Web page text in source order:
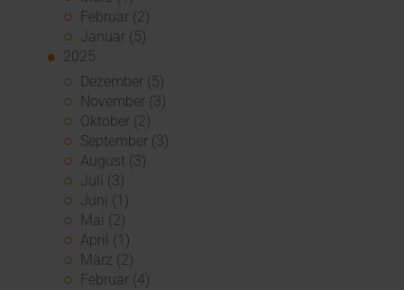
Februar (2)
Januar (5)
2025
Dezember (5)
November (3)
Oktober (2)
September (3)
August (3)
Juli (3)
Juni (1)
Mai (2)
April (1)
März (2)
Februar (4)